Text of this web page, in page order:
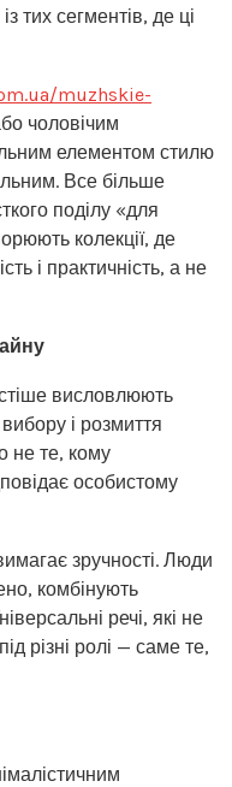
тих сегментів, де ці
muzhskie-
чоловічим
елементом стилю
Все більше
поділу «для
колекції, де
і практичність, а не
висловлюють
і розмиття
не те, кому
особистому
зручності. Люди
комбінують
речі, які не
різні ролі — саме те,